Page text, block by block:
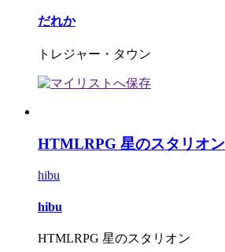
だれか
トレジャー・タウン
HTMLRPG 星のスタリオン
hibu
hibu
HTMLRPG 星のスタリオン